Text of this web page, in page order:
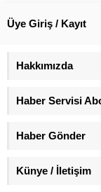
Üye Giriş / Kayıt
Hakkımızda
Haber Servisi
Haber Gönder
Künye / İletişim